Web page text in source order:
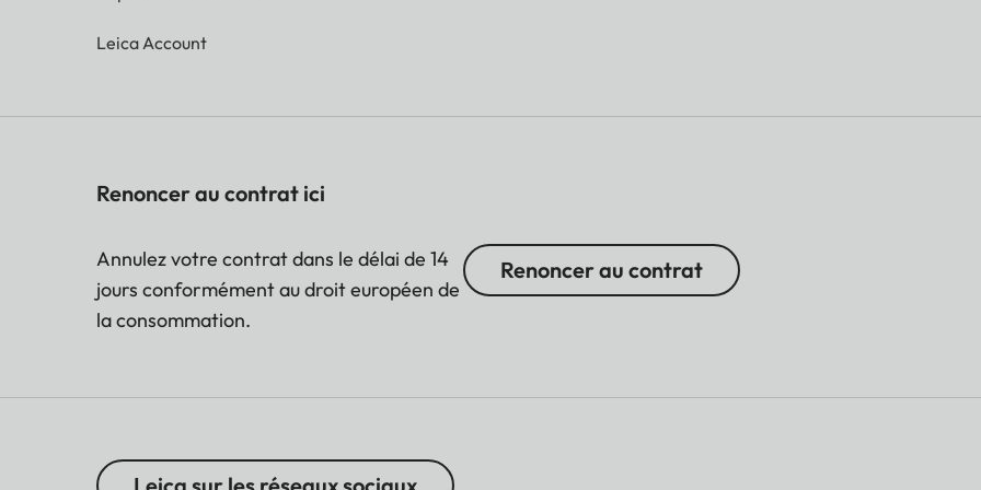
Leica Account
Renoncer au contrat ici
Annulez votre contrat dans le délai de 14
jours conformément au droit européen de
la consommation.
Renoncer au contrat